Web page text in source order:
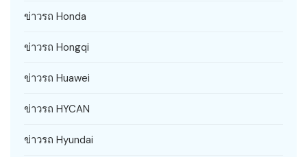
ข่าวรถ Honda
ข่าวรถ Hongqi
ข่าวรถ Huawei
ข่าวรถ HYCAN
ข่าวรถ Hyundai